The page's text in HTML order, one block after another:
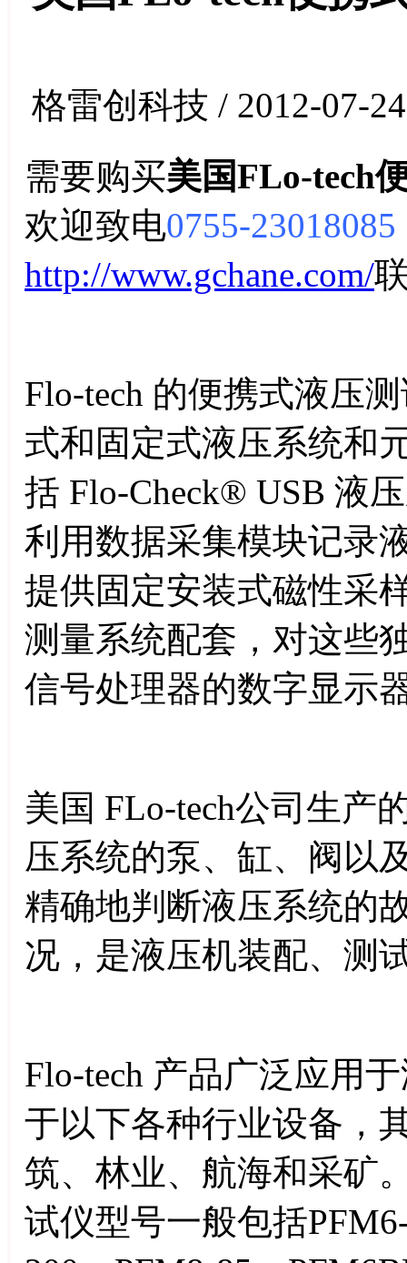
格雷创科技 / 2012-07-24
需要购买美国FLo-tech
欢迎致电0755-23018085
http://www.gchane.com/
Flo-tech 的便携式液压
式和固定式液压系统和
括 Flo-Check® USB 液
利用数据采集模块记录
提供固定安装式磁性采
测量系统配套，对这些
信号处理器的数字显示
美国 FLo-tech公司生产
压系统的泵、缸、阀以
精确地判断液压系统的
况，是液压机装配、测
Flo-tech 产品广泛应用
于以下各种行业设备，
筑、林业、航海和采矿
试仪型号一般包括